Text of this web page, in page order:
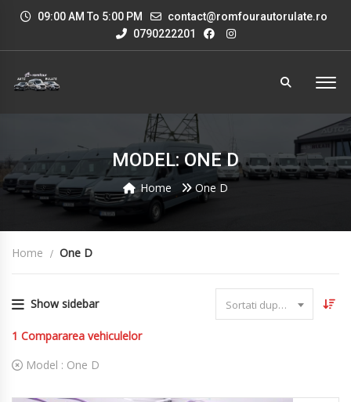
09:00 AM To 5:00 PM
contact@romfourautorulate.ro
0790222201
MODEL: ONE D
Home One D
Home One D
Show sidebar Sortati dupa data
1 Compararea vehiculelor
Model : One D